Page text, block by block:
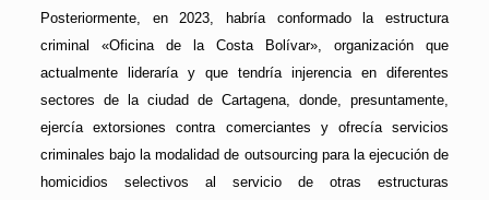
Posteriormente, en 2023, habría conformado la estructura
criminal «Oficina de la Costa Bolívar», organización que
actualmente lideraría y que tendría injerencia en diferentes
sectores de la ciudad de Cartagena, donde, presuntamente,
ejercía extorsiones contra comerciantes y ofrecía servicios
criminales bajo la modalidad de outsourcing para la ejecución de
homicidios selectivos al servicio de otras estructuras